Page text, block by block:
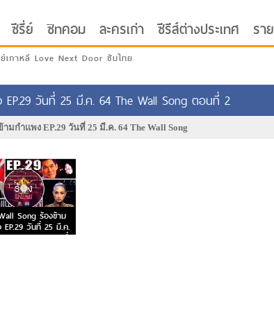
ซีรี่ย์ ซิทคอม ละครเก่า ซีรีส์ต่างประเทศ รา
เกาหลี Love Next Door ซับไทย
EP.29 วันที่ 25 มี.ค. 64 The Wall Song ตอนที่ 2
ามกำแพง EP.29 วันที่ 25 มี.ค. 64 The Wall Song
Song ร้องข้าม
EP.29 วันที่ 25 มี.ค.
Wall Song ตอนที่